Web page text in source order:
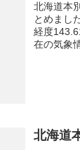
北海道本
とめまし
経度
在の気象
北海道